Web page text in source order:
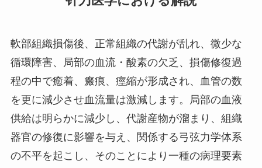
軟部組織損傷後、正常組織の代謝が乱れ、微少な
循環障害、局部の血流・酸素の欠乏、損傷修復過
程の中で癒着、瘢痕、痙縮が形成され、血管の数
を更に減少させ血流量は激減します。局部の血液
供給は明らかに減少し、代謝産物が溜まり、組織
器官の修復に影響を与え、関係する弓弦力学体系
の不平を起こし、そのことにより一種の病理要素